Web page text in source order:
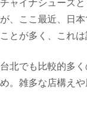
チャイナシューズ
が、ここ最近、日
ことが多く、これ
台北でも比較的多
め。雑多な店構え